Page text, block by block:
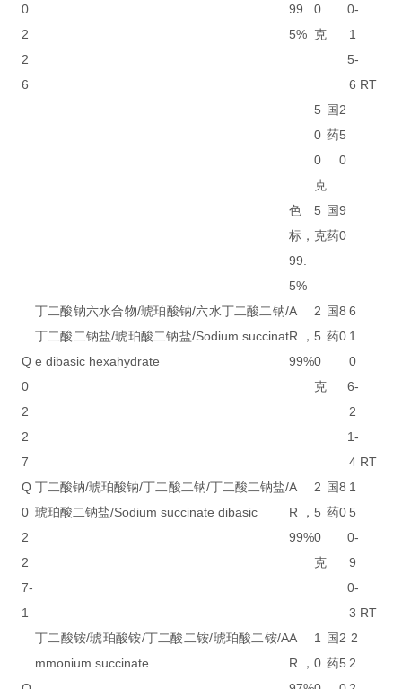
0
2
2
6
99.
5%
0
克
0-
1
5-
6 RT
5
0
0
克
国
药
2
5
0
色
标，
99.
5%
5
克
国
药
9
0
Q
0
2
2
7
丁二酸钠六水合物/琥珀酸钠/六水丁二酸二钠/
丁二酸二钠盐/琥珀酸二钠盐/Sodium succinat
e dibasic hexahydrate
A
R，
99%
2
5
0
克
国
药
8
0
6
1
0
6-
2
1-
4 RT
Q
0
2
2
7-
1
丁二酸钠/琥珀酸钠/丁二酸二钠/丁二酸二钠盐/
琥珀酸二钠盐/Sodium succinate dibasic
A
R，
99%
2
5
0
克
国
药
8
0
1
5
0-
9
0-
3 RT
丁二酸铵/琥珀酸铵/丁二酸二铵/琥珀酸二铵/A
mmonium succinate
A
R，
1
0
国
药
2
5
2
2